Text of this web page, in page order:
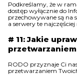
Podkreślamy, że w
dostęp wyłącznie do
przechowywane są na
a serwery te
# 11: Jakie
RODO przyznaje Ci
przetwarzaniem